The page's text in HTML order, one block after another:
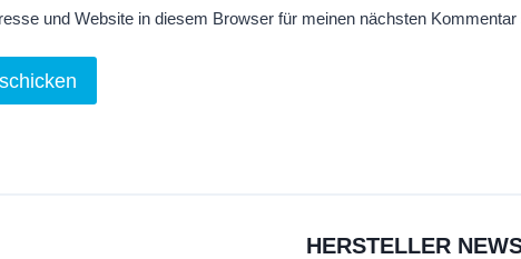
und Website in diesem Browser für meinen nächsten Kommentar
HERSTELLER